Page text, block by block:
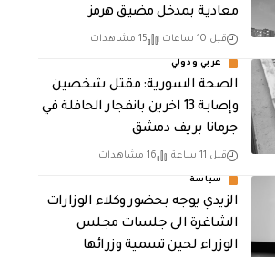
معادية بمدخل مضيق هرمز
قبل 10 ساعات 15 مشاهدات
عربي ودولي
الصحة السورية: مقتل شخصين
وإصابة 13 اخرين بانفجار الحافلة في
جرمانا بريف دمشق
قبل 11 ساعة 16 مشاهدات
سياسة
الزيدي يوجه بحضور وكلاء الوزارات
الشاغرة الى جلسات مجلس
الوزراء لحين تسمية وزرائها